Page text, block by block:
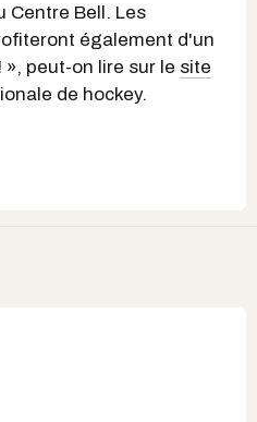
Centre Bell. Les
également d'un
peut-on lire sur le site
de hockey.